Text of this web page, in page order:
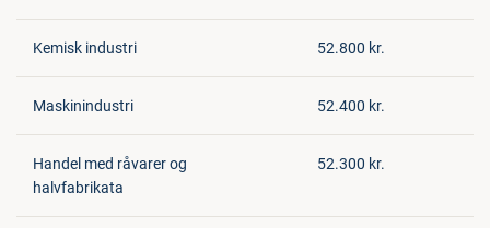
Kemisk industri 52.800 kr.
Maskinindustri 52.400 kr.
Handel med råvarer og
halvfabrikata
52.300 kr.